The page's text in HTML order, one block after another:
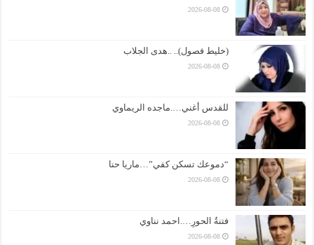
2026-08-08
(خليط فصول).. ..هدى الجلاب
2026-08-08
للقدس أغني….ماجده الريماوي
2026-08-08
“دموعك تسكن كفي”…ماريا حنا
2026-08-08
فتنةُ الحورِ….احمد نناوي
2026-08-08